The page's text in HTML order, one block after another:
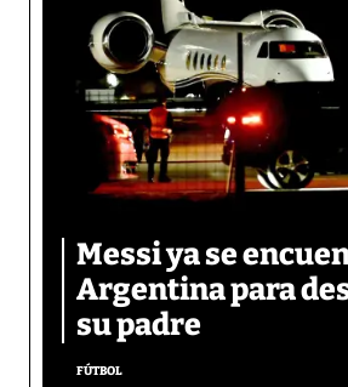
Messi ya se
Argentina para
su padre
FÚTBOL